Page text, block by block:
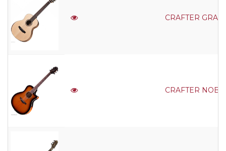
CRAFTER
CRAFTER